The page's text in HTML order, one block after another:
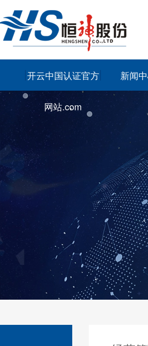
开云中国认证官方
网站.com
新闻